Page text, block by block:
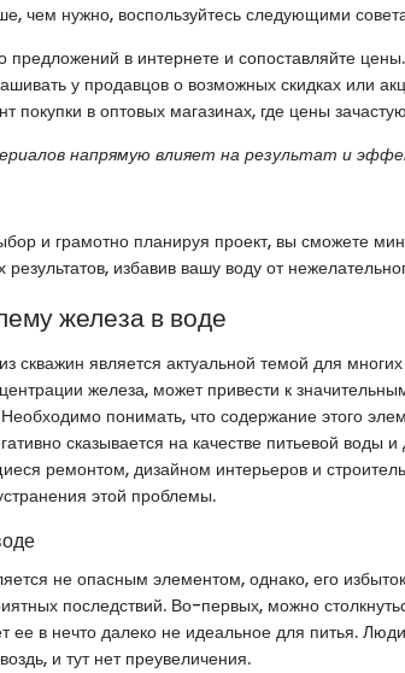
чем нужно, воспользуйтесь следующими
предложений в интернете и сопоставляйте цены.
у продавцов о возможных скидках или
покупки в оптовых магазинах, где цены
напрямую влияет на результат и
и грамотно планируя проект, вы сможете
избавив вашу воду от
железа в воде
скважин является актуальной темой для
железа, может привести к
Необходимо понимать, что содержание этого
сказывается на качестве питьевой воды и
ремонтом, дизайном интерьеров и
этой проблемы.
не опасным элементом, однако, его
последствий. Во-первых, можно
ее в нечто далеко не идеальное для питья. Люди
и тут нет преувеличения.